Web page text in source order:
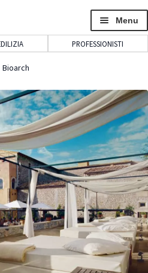
Menu
PROFESSIONISTI
Bioarch